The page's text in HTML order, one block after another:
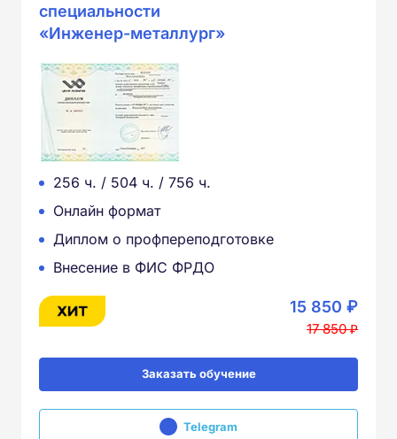
специальности
«Инженер-металлург»
256 ч. / 504 ч. / 756 ч.
Онлайн формат
Диплом о профпереподготовке
Внесение в ФИС ФРДО
15 850 ₽
17 850 ₽
Заказать обучение
Telegram